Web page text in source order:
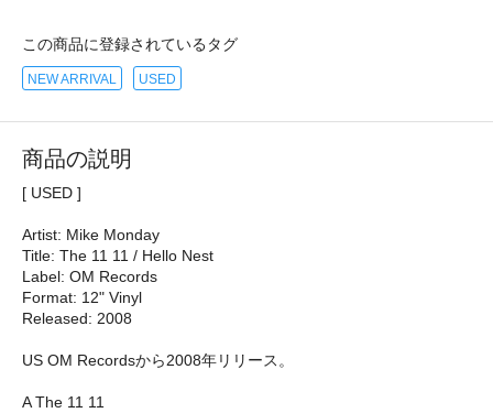
この商品に登録されているタグ
NEW ARRIVAL USED
商品の説明
[ USED ]
Artist: Mike Monday
Title: The 11 11 / Hello Nest
Label: OM Records
Format: 12" Vinyl
Released: 2008
US OM Recordsから2008年リリース。
A The 11 11